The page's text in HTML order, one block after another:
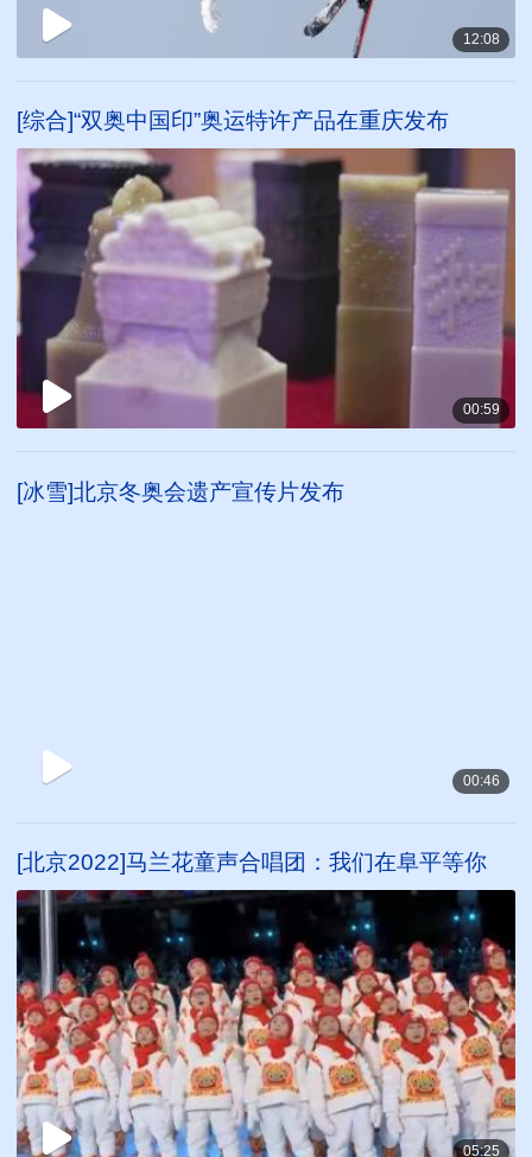
12:08
[综合]“双奥中国印”奥运特许产品在重庆发布
00:59
[冰雪]北京冬奥会遗产宣传片发布
00:46
[北京2022]马兰花童声合唱团：我们在阜平等你
05:25